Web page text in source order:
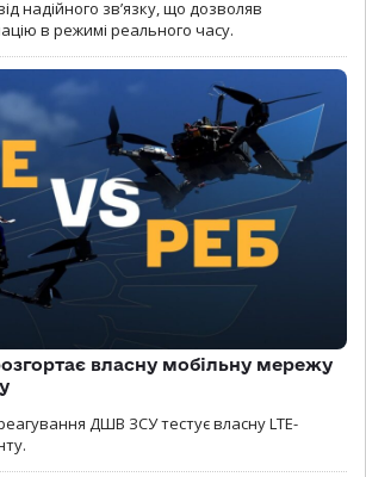
надійного зв’язку, що дозволяв
в режимі реального часу.
власну мобільну мережу
ДШВ ЗСУ тестує власну LTE-